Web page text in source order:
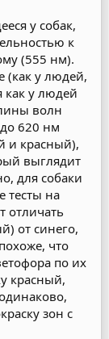
у собак,
к
(555 нм).
(как у людей,
как у людей
волн
620 нм
и красный),
выглядит
для собаки
тесты на
отличать
от синего,
что
по их
красный,
зон с